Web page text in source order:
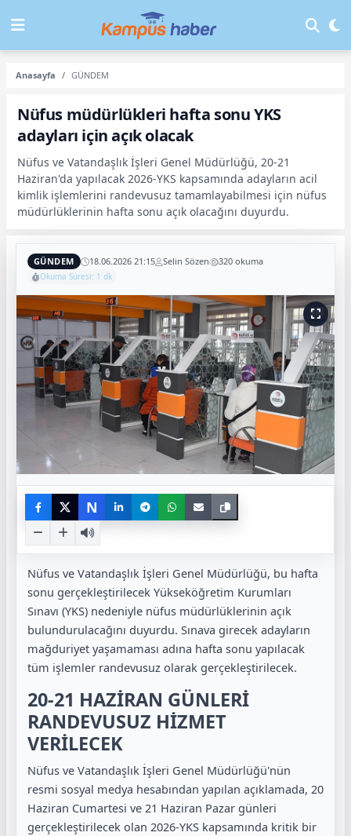
Anasayfa GÜNDEM
Nüfus müdürlükleri hafta sonu YKS
adayları için açık olacak
Nüfus ve Vatandaşlık İşleri Genel Müdürlüğü, 20-21
Haziran'da yapılacak 2026-YKS kapsamında adayların acil
kimlik işlemlerini randevusuz tamamlayabilmesi için nüfus
müdürlüklerinin hafta sonu açık olacağını duyurdu.
GÜNDEM 18.06.2026 21:15 Selin Sözen 320 okuma
Okuma Süresi: 1 dk
N
Nüfus ve Vatandaşlık İşleri Genel Müdürlüğü, bu hafta
sonu gerçekleştirilecek Yükseköğretim Kurumları
Sınavı (YKS) nedeniyle nüfus müdürlüklerinin açık
bulundurulacağını duyurdu. Sınava girecek adayların
mağduriyet yaşamaması adına hafta sonu yapılacak
tüm işlemler randevusuz olarak gerçekleştirilecek.
20-21 HAZİRAN GÜNLERİ
RANDEVUSUZ HİZMET
VERİLECEK
Nüfus ve Vatandaşlık İşleri Genel Müdürlüğü'nün
resmi sosyal medya hesabından yapılan açıklamada, 20
Haziran Cumartesi ve 21 Haziran Pazar günleri
gerçekleştirilecek olan 2026-YKS kapsamında kritik bir